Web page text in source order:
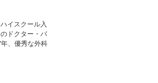
イスクール入
ドクター・バ
、優秀な外科